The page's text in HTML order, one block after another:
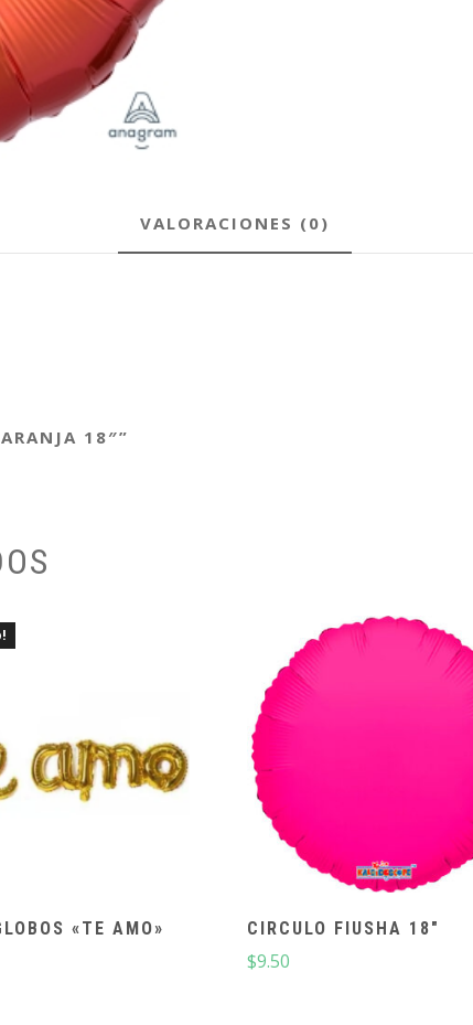
VALORACIONES (0)
18″”
«TE AMO»
CIRCULO FIUSHA 18″
$9.50